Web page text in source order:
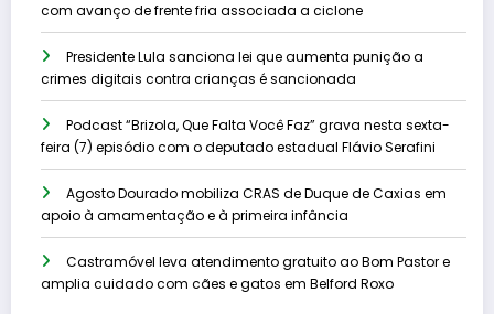
com avanço de frente fria associada a ciclone
Presidente Lula sanciona lei que aumenta punição a
crimes digitais contra crianças é sancionada
Podcast “Brizola, Que Falta Você Faz” grava nesta sexta-
feira (7) episódio com o deputado estadual Flávio Serafini
Agosto Dourado mobiliza CRAS de Duque de Caxias em
apoio à amamentação e à primeira infância
Castramóvel leva atendimento gratuito ao Bom Pastor e
amplia cuidado com cães e gatos em Belford Roxo